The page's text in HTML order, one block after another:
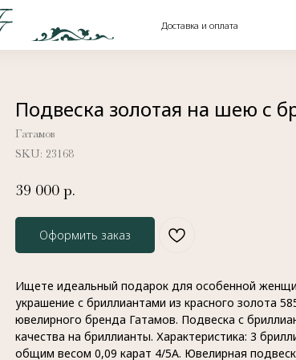
Контакты
Подвеска золотая на шею с
Гатамов
SKU: 23168
39 000 р.
Оформить заказ
Ищете идеальный подарок для особенной
украшение с бриллиантами из красного золота
ювелирного бренда Гатамов. Подвеска с
качества на бриллианты. Характеристика: 3
общим весом 0,09 карат 4/5А. Ювелирная